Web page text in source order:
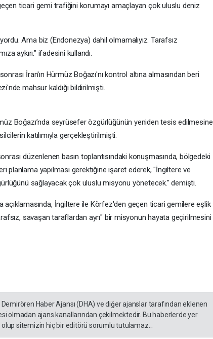
ticari gemi trafiğini korumayı amaçlayan çok uluslu deniz
Ama biz (Endonezya) dahil olmamalıyız. Tarafsız
aykırı." ifadesini kullandı.
İran'ın Hürmüz Boğazı'nı kontrol altına almasından beri
mahsur kaldığı bildirilmişti.
Boğazı’nda seyrüsefer özgürlüğünün yeniden tesis edilmesine
katılımıyla gerçekleştirilmişti.
düzenlenen basın toplantısındaki konuşmasında, bölgedeki
planlama yapılması gerektiğine işaret ederek, "İngiltere ve
sağlayacak çok uluslu misyonu yönetecek." demişti.
İngiltere ile Körfez'den geçen ticari gemilere eşlik
savaşan taraflardan ayrı" bir misyonun hayata geçirilmesini
Haber Ajansı (DHA) ve diğer ajanslar tarafından eklenen
olmadan ajans kanallarından çekilmektedir. Bu haberlerde yer
sitemizin hiç bir editörü sorumlu tutulamaz...